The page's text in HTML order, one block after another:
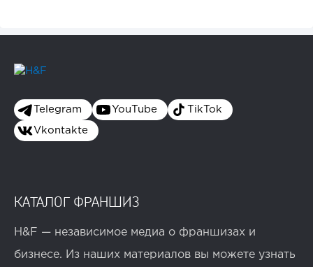
Telegram YouTube TikTok
Vkontakte
КАТАЛОГ ФРАНШИЗ
H&F — независимое медиа о франшизах и
бизнесе. Из наших материалов вы можете узнать